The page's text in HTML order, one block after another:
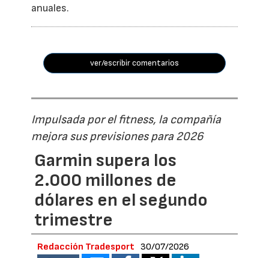
anuales.
ver/escribir comentarios
Impulsada por el fitness, la compañía
mejora sus previsiones para 2026
Garmin supera los
2.000 millones de
dólares en el segundo
trimestre
Redacción Tradesport 30/07/2026